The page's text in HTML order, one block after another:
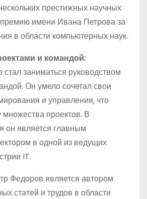
престижных научных
имени Ивана Петрова за
в области компьютерных наук.
и командой:
заниматься руководством
Он умело сочетал свои
и управления, что
множества проектов. В
он является главным
в одной из ведущих
IT.
Федоров является автором
статей и трудов в области